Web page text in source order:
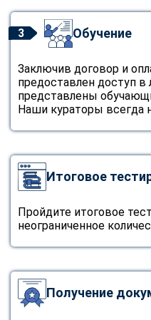
3 Обучение
Заключив договор и
предоставлен доступ в
представлены
Наши кураторы всегда
Итоговое
Пройдите итоговое
неограниченное
Получение
ChatApp
online
Мессенджеры
Свяжитесь с нами через